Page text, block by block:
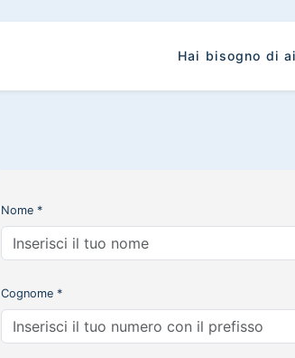
Hai bisogno di
Nome *
Cognome *